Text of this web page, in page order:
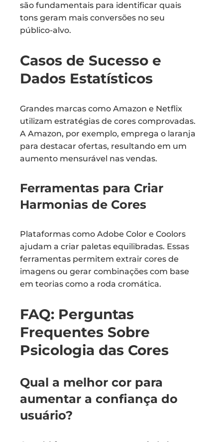
são fundamentais para identificar quais
tons geram mais conversões no seu
público-alvo.
Casos de Sucesso e
Dados Estatísticos
Grandes marcas como Amazon e Netflix
utilizam estratégias de cores comprovadas.
A Amazon, por exemplo, emprega o laranja
para destacar ofertas, resultando em um
aumento mensurável nas vendas.
Ferramentas para Criar
Harmonias de Cores
Plataformas como Adobe Color e Coolors
ajudam a criar paletas equilibradas. Essas
ferramentas permitem extrair cores de
imagens ou gerar combinações com base
em teorias como a roda cromática.
FAQ: Perguntas
Frequentes Sobre
Psicologia das Cores
Qual a melhor cor para
aumentar a confiança do
usuário?